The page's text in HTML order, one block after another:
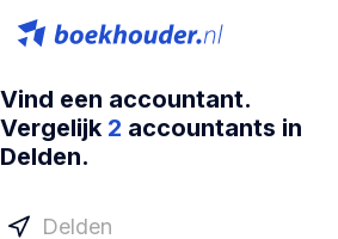
Vind een accountant.
Vergelijk 2 accountants in
Delden.